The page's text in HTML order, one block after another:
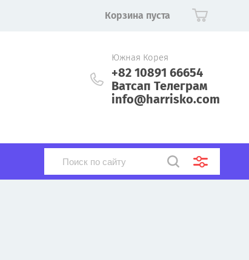
Корзина пуста
Южная Корея
+82 10891 66654
Ватсап Телеграм
info@harrisko.com